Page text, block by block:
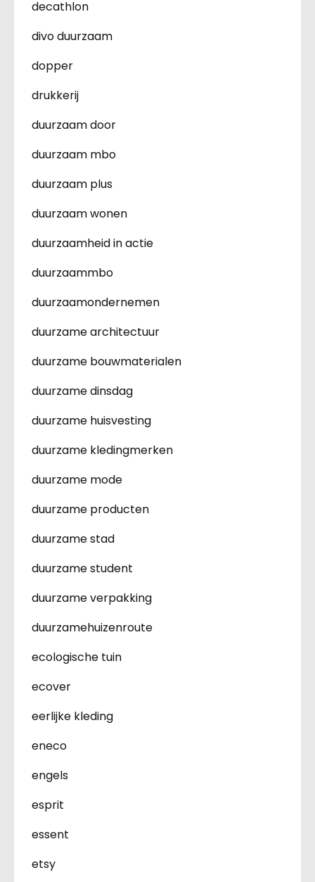
decathlon
divo duurzaam
dopper
drukkerij
duurzaam door
duurzaam mbo
duurzaam plus
duurzaam wonen
duurzaamheid in actie
duurzaammbo
duurzaamondernemen
duurzame architectuur
duurzame bouwmaterialen
duurzame dinsdag
duurzame huisvesting
duurzame kledingmerken
duurzame mode
duurzame producten
duurzame stad
duurzame student
duurzame verpakking
duurzamehuizenroute
ecologische tuin
ecover
eerlijke kleding
eneco
engels
esprit
essent
etsy